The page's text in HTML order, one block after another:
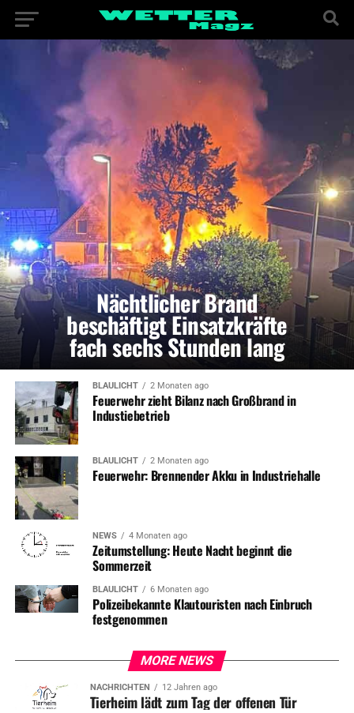
Nächtlicher Brand
beschäftigt Einsatzkräfte
fach sechs Stunden lang
BLAULICHT 2 Monaten ago
Feuerwehr zieht Bilanz nach Großbrand in
Industiebetrieb
BLAULICHT 2 Monaten ago
Feuerwehr: Brennender Akku in Industriehalle
NEWS 4 Monaten ago
Zeitumstellung: Heute Nacht beginnt die
Sommerzeit
BLAULICHT 6 Monaten ago
Polizeibekannte Klautouristen nach Einbruch
festgenommen
MORE NEWS
NACHRICHTEN 12 Jahren ago
Tierheim lädt zum Tag der offenen Tür